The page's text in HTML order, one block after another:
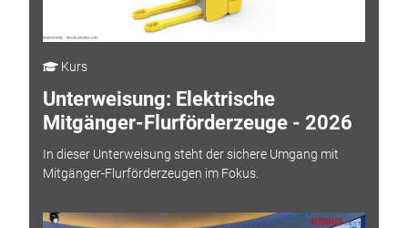
Kurs
Unterweisung: Elektrische
Mitgänger-Flurförderzeuge - 2026
In dieser Unterweisung steht der sichere Umgang mit
Mitgänger-Flurförderzeugen im Fokus.